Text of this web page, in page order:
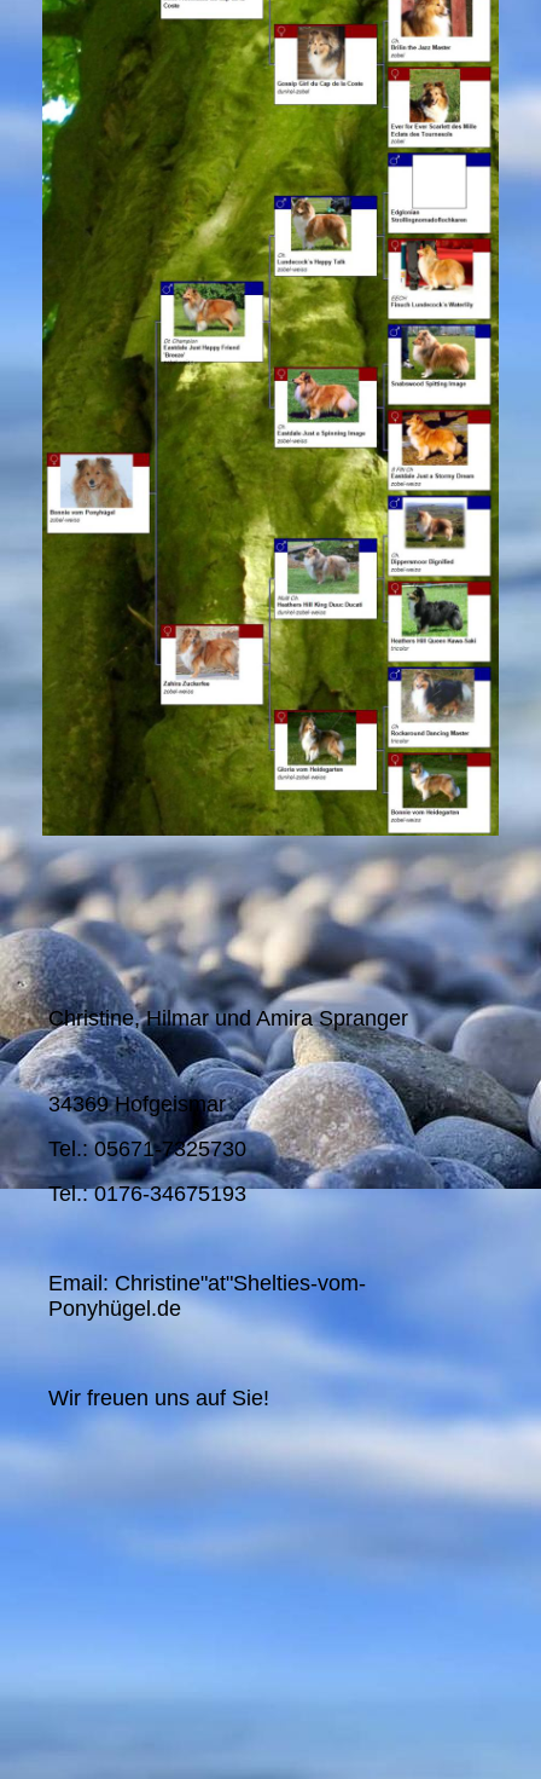
Christine, Hilmar und Amira Spranger
34369 Hofgeismar
Tel.: 05671-7325730
Tel.: 0176-34675193
Email: Christine"at"Shelties-vom-
Ponyhügel.de
Wir freuen uns auf Sie!